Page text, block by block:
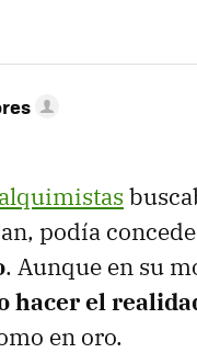
podía
. Aunque en su
hacer el
en oro.